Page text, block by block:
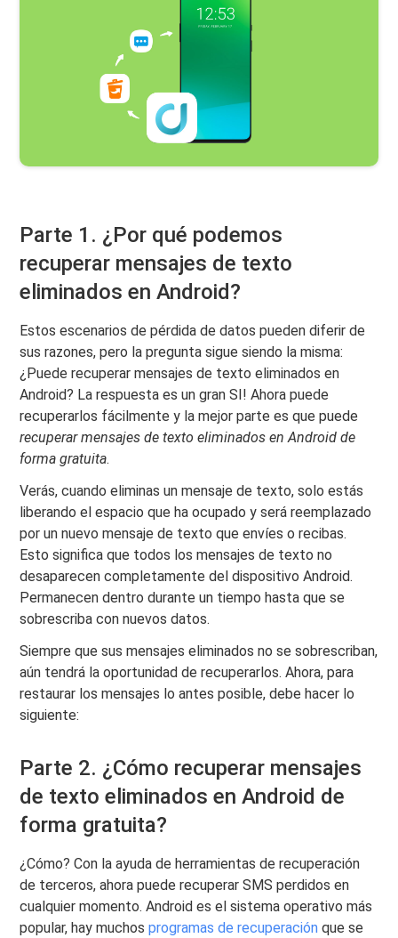
Parte 1. ¿Por qué podemos
recuperar mensajes de texto
eliminados en Android?
Estos escenarios de pérdida de datos pueden diferir de
sus razones, pero la pregunta sigue siendo la misma:
¿Puede recuperar mensajes de texto eliminados en
Android? La respuesta es un gran SI! Ahora puede
recuperarlos fácilmente y la mejor parte es que puede
recuperar mensajes de texto eliminados en Android de
forma gratuita.
Verás, cuando eliminas un mensaje de texto, solo estás
liberando el espacio que ha ocupado y será reemplazado
por un nuevo mensaje de texto que envíes o recibas.
Esto significa que todos los mensajes de texto no
desaparecen completamente del dispositivo Android.
Permanecen dentro durante un tiempo hasta que se
sobrescriba con nuevos datos.
Siempre que sus mensajes eliminados no se sobrescriban,
aún tendrá la oportunidad de recuperarlos. Ahora, para
restaurar los mensajes lo antes posible, debe hacer lo
siguiente:
Parte 2. ¿Cómo recuperar mensajes
de texto eliminados en Android de
forma gratuita?
¿Cómo? Con la ayuda de herramientas de recuperación
de terceros, ahora puede recuperar SMS perdidos en
cualquier momento. Android es el sistema operativo más
popular, hay muchosprogramas de recuperación que se